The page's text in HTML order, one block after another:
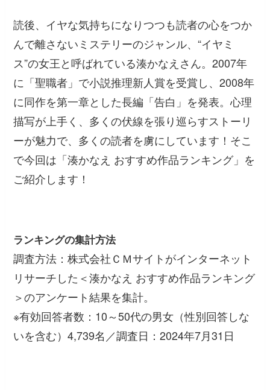
読後、イヤな気持ちになりつつも読者の心をつか
んで離さないミステリーのジャンル、“イヤミ
ス”の女王と呼ばれている湊かなえさん。2007年
に「聖職者」で小説推理新人賞を受賞し、2008年
に同作を第一章とした長編「告白」を発表。心理
描写が上手く、多くの伏線を張り巡らすストーリ
ーが魅力で、多くの読者を虜にしています！そこ
で今回は「湊かなえ おすすめ作品ランキング」を
ご紹介します！
ランキングの集計方法
調査方法：株式会社ＣＭサイトがインターネット
リサーチした＜湊かなえ おすすめ作品ランキング
＞のアンケート結果を集計。
※有効回答者数：10～50代の男女（性別回答しな
いを含む）4,739名／調査日：2024年7月31日